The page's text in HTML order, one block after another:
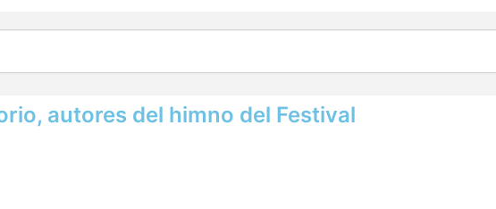
autores del himno del Festival